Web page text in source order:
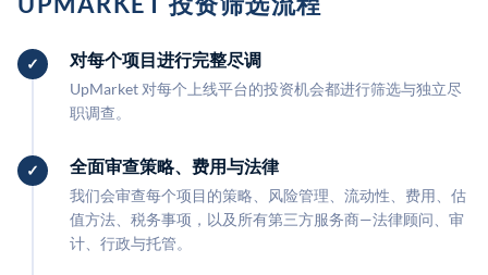
对每个项目进行完整尽调
UpMarket 对每个上线平台的投资机会都进行筛选与独立尽
职调查。
全面审查策略、费用与法律
我们会审查每个项目的策略、风险管理、流动性、费用、估
值方法、税务事项，以及所有第三方服务商—法律顾问、审
计、行政与托管。